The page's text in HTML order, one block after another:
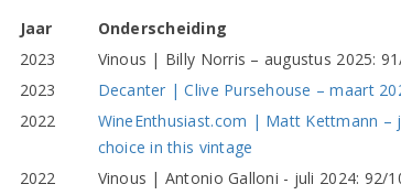
Jaar
Onderscheiding
2023
Vinous | Billy Norris – augustus 2025:
2023
Decanter | Clive Pursehouse – maart
2022
WineEnthusiast.com | Matt Kettmann
choice in this vintage
2022
Vinous | Antonio Galloni - juli 2024: 92/